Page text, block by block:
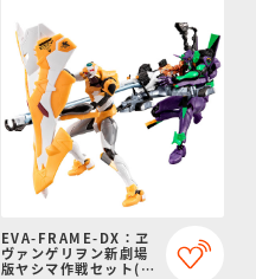
EVA-FRAME-DX：ヱ
ヴァンゲリヲン新劇場
版ヤシマ作戦セット(メ